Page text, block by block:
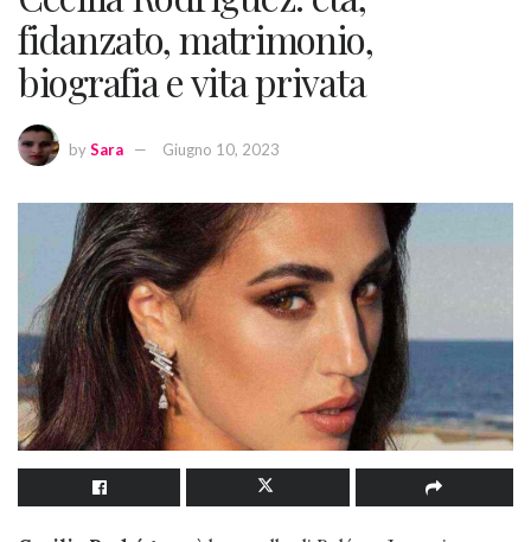
fidanzato, matrimonio,
biografia e vita privata
bySara Giugno 10, 2023